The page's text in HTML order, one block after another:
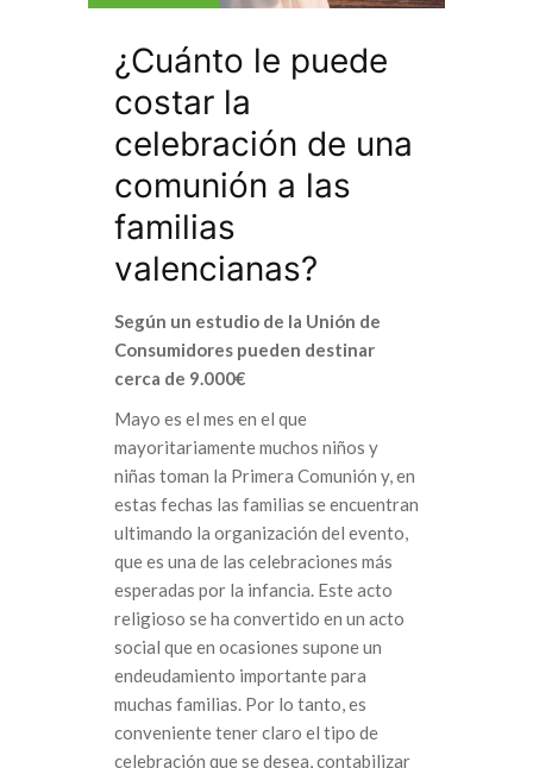
¿Cuánto le puede
costar la
celebración de una
comunión a las
familias
valencianas?
Según un estudio de la Unión de
Consumidores pueden destinar
cerca de 9.000€
Mayo es el mes en el que
mayoritariamente muchos niños y
niñas toman la Primera Comunión y, en
estas fechas las familias se encuentran
ultimando la organización del evento,
que es una de las celebraciones más
esperadas por la infancia. Este acto
religioso se ha convertido en un acto
social que en ocasiones supone un
endeudamiento importante para
muchas familias. Por lo tanto, es
conveniente tener claro el tipo de
celebración que se desea, contabilizar